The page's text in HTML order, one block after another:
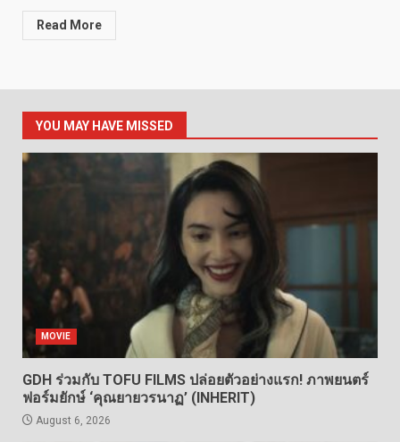
Read More
YOU MAY HAVE MISSED
MOVIE
GDH ร่วมกับ TOFU FILMS ปล่อยตัวอย่างแรก! ภาพยนตร์
ฟอร์มยักษ์ ‘คุณยายวรนาฏ’ (INHERIT)
August 6, 2026